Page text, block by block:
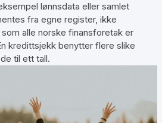
lønnsdata eller samlet
fra egne register, ikke
som alle norske finansforetak er
kredittsjekk benytter flere slike
til ett tall.